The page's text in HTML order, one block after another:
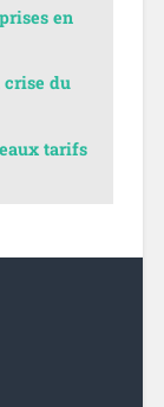
en
crise du
tarifs